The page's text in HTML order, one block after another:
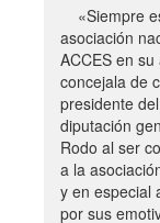
«Siempre
asociación
ACCES en
concejala de
presidente
diputación
Rodo al ser
a la
y en especial
por sus